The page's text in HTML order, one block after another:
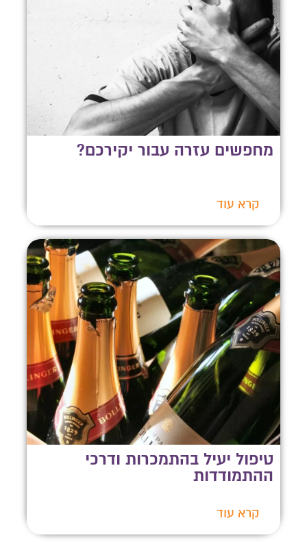
צרו איתנו קשר
השאירו פרטים ונחזור אליכם לשיחת יעוץ אנונימית
מחפשים עזרה עבור יקירכם?
קרא עוד
טיפול יעיל בהתמכרות ודרכי
ההתמודדות
קרא עוד